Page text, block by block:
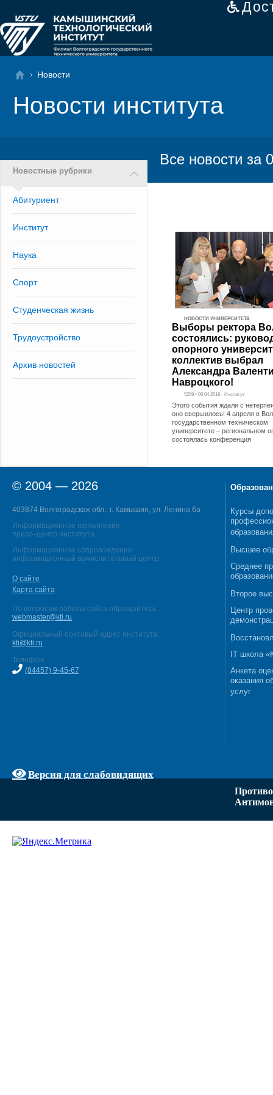
Новости
Новости института
Новостные рубрики
Абитуриент
Институт
Наука
Спорт
Студенческая жизнь
Трудоустройство
Архив новостей
Все новости за
НОВОСТИ УНИВЕРСИТЕТА
Выборы ректора
состоялись:
опорного
коллектив выбрал
Александра
Навроцкого!
5209 • 06.04.2019 - Институт
Этого события ждали с
оно свершилось! 4 апреля в
государственном техническом
университете – региональном
состоялась конференция
© 2004 — 2026
403874 Волгоградская обл., г. Камышин, ул. Ленина 6а
Информационное наполнение:
пресс–центр института
Информационное сопровождение:
информационный вычислительный центр
О сайте
Карта сайта
По вопросам работы сайта обращайтесь:
webmaster@kti.ru
Официальный почтовый адрес института:
kti@kti.ru
Телефон:
(84457) 9-45-67
Версия для слабовидящих
Курсы
Высшее
Среднее
Второе
Центр
IT школа
Анкета
оказания
услуг